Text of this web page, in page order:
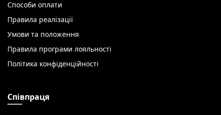
Способи оплати
Правила реалізації
Умови та положення
Правила програми лояльності
Політика конфіденційності
Співпраця